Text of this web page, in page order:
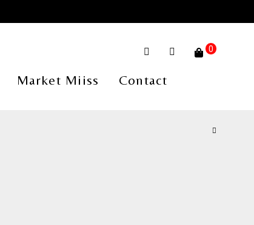
Market Miiss Contact
0